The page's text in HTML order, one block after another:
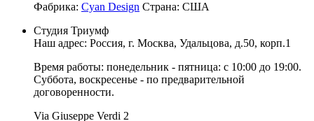
Фабрика: Cyan Design Страна: США
Студия Триумф
Наш адрес: Россия, г. Москва, Удальцова, д.50, корп.1
Время работы: понедельник - пятница: с 10:00 до 19:00.
Суббота, воскресенье - по предварительной
договоренности.
Via Giuseppe Verdi 2